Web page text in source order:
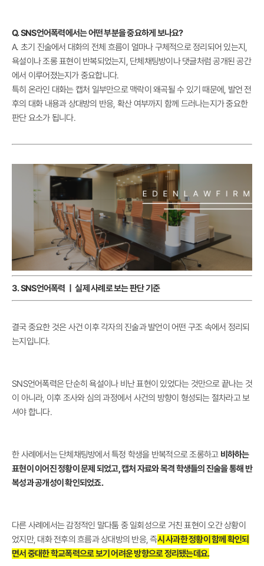
Q. SNS언어폭력에서는 어떤 부분을 중요하게 보나요?
A. 초기 진술에서 대화의 전체 흐름이 얼마나 구체적으로 정리되어 있는지,
욕설이나 조롱 표현이 반복되었는지, 단체채팅방이나 댓글처럼 공개된 공간
에서 이루어졌는지가 중요합니다.
특히 온라인 대화는 캡처 일부만으로 맥락이 왜곡될 수 있기 때문에, 발언 전
후의 대화 내용과 상대방의 반응, 확산 여부까지 함께 드러나는지가 중요한
판단 요소가 됩니다.
3. SNS언어폭력 ㅣ 실제 사례로 보는 판단 기준
결국 중요한 것은 사건 이후 각자의 진술과 발언이 어떤 구조 속에서 정리되
는지입니다.
SNS언어폭력은 단순히 욕설이나 비난 표현이 있었다는 것만으로 끝나는 것
이 아니라, 이후 조사와 심의 과정에서 사건의 방향이 형성되는 절차라고 보
셔야 합니다.
한 사례에서는 단체채팅방에서 특정 학생을 반복적으로 조롱하고 비하하는
표현이 이어진 정황이 문제 되었고, 캡처 자료와 목격 학생들의 진술을 통해 반
복성과 공개성이 확인되었죠.
다른 사례에서는 감정적인 말다툼 중 일회성으로 거친 표현이 오간 상황이
었지만, 대화 전후의 흐름과 상대방의 반응, 즉시 사과한 정황이 함께 확인되
면서 중대한 학교폭력으로 보기 어려운 방향으로 정리됐는데요.